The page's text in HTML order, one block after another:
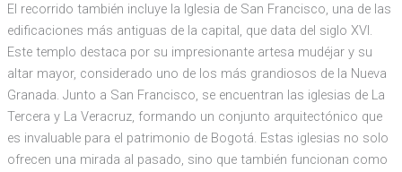
El recorrido también incluye la Iglesia de San Francisco, una de las
edificaciones más antiguas de la capital, que data del siglo XVI.
Este templo destaca por su impresionante artesa mudéjar y su
altar mayor, considerado uno de los más grandiosos de la Nueva
Granada. Junto a San Francisco, se encuentran las iglesias de La
Tercera y La Veracruz, formando un conjunto arquitectónico que
es invaluable para el patrimonio de Bogotá. Estas iglesias no solo
ofrecen una mirada al pasado, sino que también funcionan como